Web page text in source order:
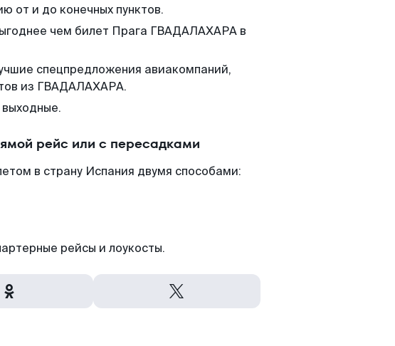
от и до конечных пунктов.
чем билет Прага ГВАДАЛАХАРА в
спецпредложения авиакомпаний,
из ГВАДАЛАХАРА.
рейс или с пересадками
в страну Испания двумя способами:
рейсы и лоукосты.